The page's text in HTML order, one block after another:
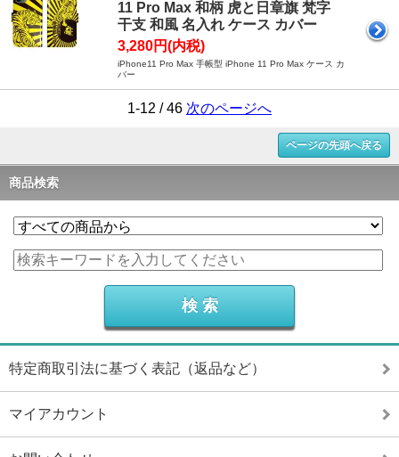
11 Pro Max 和柄 虎と日章旗 梵字
干支 和風 名入れ ケース カバー
3,280円(内税)
iPhone11 Pro Max 手帳型 iPhone 11 Pro Max ケース カ
バー
1-12 / 46 次のページへ
ページの先頭へ戻る
商品検索
特定商取引法に基づく表記（返品など）
マイアカウント